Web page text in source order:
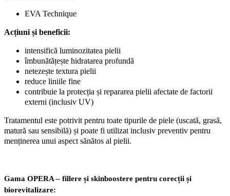
EVA Technique
Acțiuni și beneficii:
intensifică luminozitatea pielii
îmbunătățește hidratarea profundă
netezește textura pielii
reduce liniile fine
contribuie la protecția și repararea pielii afectate de factorii
externi (inclusiv UV)
Tratamentul este potrivit pentru toate tipurile de piele (uscată, grasă,
matură sau sensibilă) și poate fi utilizat inclusiv preventiv pentru
menținerea unui aspect sănătos al pielii.
Gama OPERA – fillere și skinboostere pentru corecții și
biorevitalizare: